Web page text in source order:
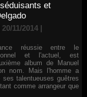
et
11/2014 |
réussie entre le
et l'actuel, est
album de Manuel
nom. Mais l'homme a
talentueuses guêtres
comme arrangeur que